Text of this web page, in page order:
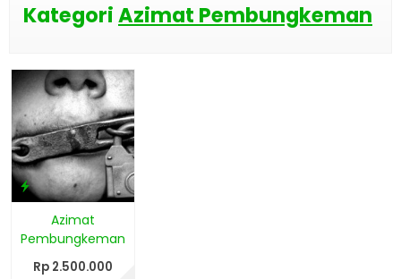
KategoriAzimat Pembungkeman
Azimat
Pembungkeman
Rp 2.500.000